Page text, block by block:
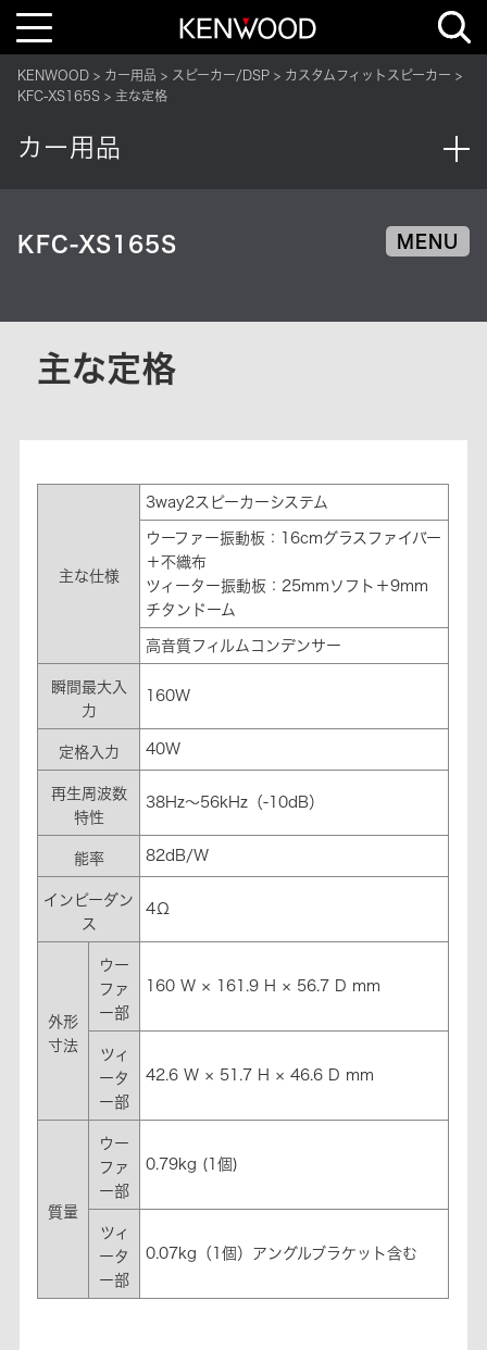
T
l
e
v
i
o
n
KENWOOD カー用品 スピーカー/DSP
カスタムフィットスピーカー
KFC-XS165S
主な定格
カー用品
KFC-XS165S MENU
主な定格
主な仕様
3way2スピーカーシステム
ウーファー振動板：16cmグラスファイバー
＋不織布
ツィーター振動板：25mmソフト＋9mm
チタンドーム
高音質フィルムコンデンサー
瞬間最大入
力
160W
定格入力 40W
再生周波数
特性
38Hz～56kHz（-10dB）
能率 82dB/W
インピーダン
ス
4Ω
外形
寸法
ウー
ファ
ー部
160 W × 161.9 H × 56.7 D mm
ツィ
ータ
ー部
42.6 W × 51.7 H × 46.6 D mm
質量
ウー
ファ
ー部
0.79kg (1個)
ツィ
ータ
ー部
0.07kg（1個）アングルブラケット含む